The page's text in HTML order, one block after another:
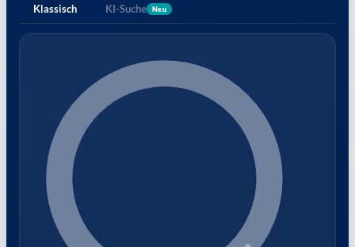
Klassisch KI-Suche Neu